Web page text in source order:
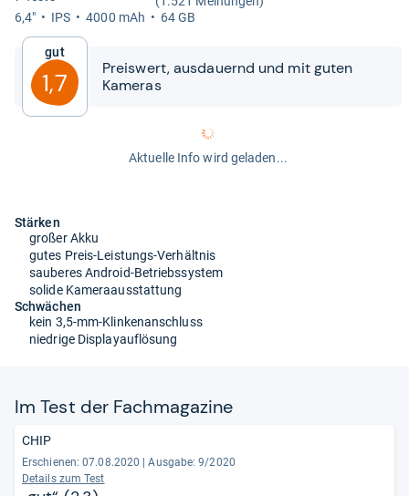
6,4"
IPS 4000 mAh 64 GB
Gut
1,7
Preis­wert, aus­dau­ernd und mit guten
Kame­ras
Aktuelle Info wird geladen...
Stärken
großer Akku
gutes Preis-Leistungs-Verhältnis
sauberes Android-Betriebssystem
solide Kameraausstattung
Schwächen
kein 3,5-mm-Klinkenanschluss
niedrige Displayauflösung
Im Test der Fach­ma­ga­zine
CHIP
Erschienen: 07.08.2020
Ausgabe: 9/2020
Details zum Test